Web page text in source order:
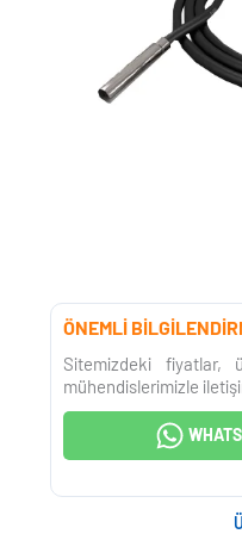
ÖNEMLİ
Sitemizdeki fiyatlar,
mühendislerimizle